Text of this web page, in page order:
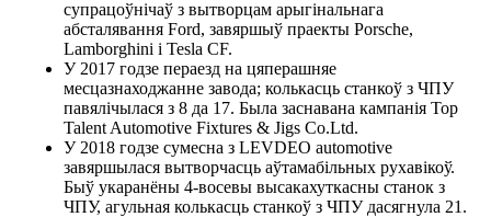
супрацоўнічаў з вытворцам арыгінальнага
абсталявання Ford, завяршыў праекты Porsche,
Lamborghini і Tesla CF.
У 2017 годзе пераезд на цяперашняе
месцазнаходжанне завода; колькасць станкоў з ЧПУ
павялічылася з 8 да 17. Была заснавана кампанія Top
Talent Automotive Fixtures & Jigs Co.Ltd.
У 2018 годзе сумесна з LEVDEO automotive
завяршылася вытворчасць аўтамабільных рухавікоў.
Быў укаранёны 4-восевы высакахуткасны станок з
ЧПУ, агульная колькасць станкоў з ЧПУ дасягнула 21.